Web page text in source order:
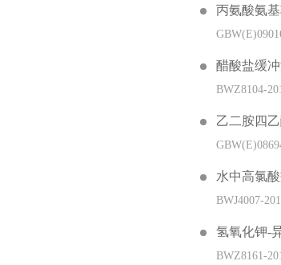
丙氨酸氨
醋酸盐缓
BWZ8104-
乙二胺四
水中高氯
BWJ4007-
氢氧化钾-
BWZ8161-